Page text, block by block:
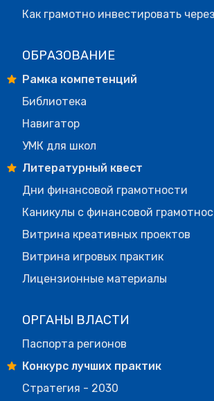
Как грамотно инвестировать
ОБРАЗОВАНИЕ
Рамка компетенций
Библиотека
Навигатор
УМК для школ
Литературный квест
Дни финансовой грамотности
Каникулы с финансовой
Витрина креативных проектов
Витрина игровых практик
Лицензионные материалы
ОРГАНЫ ВЛАСТИ
Паспорта регионов
Конкурс лучших практик
Стратегия - 2030